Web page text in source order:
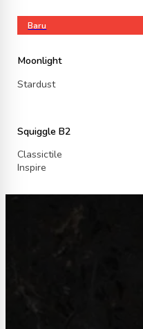
Baru
Moonlight
Stardust
Squiggle B2
Classictile
Inspire